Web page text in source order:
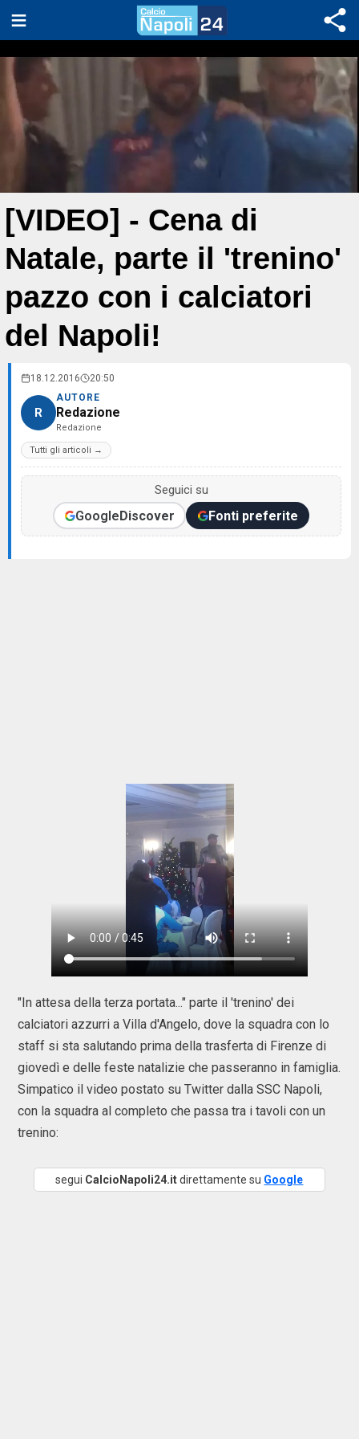
[VIDEO] - Cena di
Natale, parte il 'trenino'
pazzo con i calciatori
del Napoli!
18.12.2016 20:50
R
AUTORE
Redazione
Redazione
Tutti gli articoli →
Seguici su
GoogleDiscover Fonti preferite
"In attesa della terza portata..." parte il 'trenino' dei
calciatori azzurri a Villa d'Angelo, dove la squadra con lo
staff si sta salutando prima della trasferta di Firenze di
giovedì e delle feste natalizie che passeranno in famiglia.
Simpatico il video postato su Twitter dalla SSC Napoli,
con la squadra al completo che passa tra i tavoli con un
trenino:
segui CalcioNapoli24.itdirettamente su Google